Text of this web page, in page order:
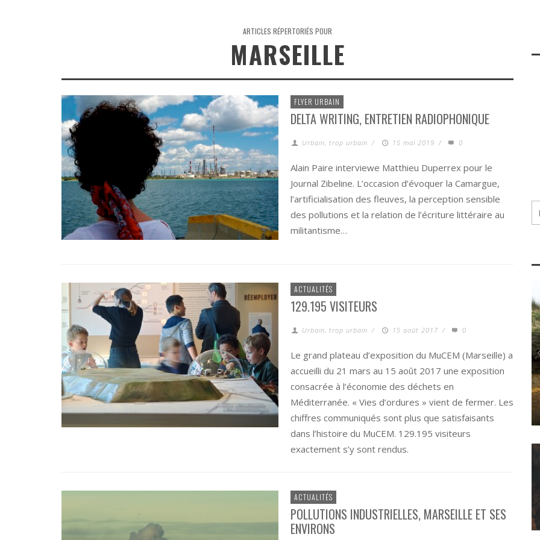
ARTICLES RÉPERTORIÉS POUR
MARSEILLE
FLYER URBAIN
DELTA WRITING, ENTRETIEN RADIOPHONIQUE
Urbain, trop urbain / 15 mai 2019 / 0
Alain Paire interviewe Matthieu Duperrex pour le
Journal Zibeline. L’occasion d’évoquer la Camargue,
l’artificialisation des fleuves, la perception sensible
des pollutions et la relation de l’écriture littéraire au
militantisme…
ACTUALITÉS
129.195 VISITEURS
Urbain, trop urbain / 15 août 2017 / 0
Le grand plateau d’exposition du MuCEM (Marseille) a
accueilli du 21 mars au 15 août 2017 une exposition
consacrée à l’économie des déchets en
Méditerranée. « Vies d’ordures » vient de fermer. Les
chiffres communiqués sont plus que satisfaisants
dans l’histoire du MuCEM. 129.195 visiteurs
exactement s’y sont rendus.
ACTUALITÉS
POLLUTIONS INDUSTRIELLES, MARSEILLE ET SES
ENVIRONS
ZONE DE MÉTAMORPHOSE CRITICAL ZONES. OBSERVATORIES FOR EARTHLY POLITICS